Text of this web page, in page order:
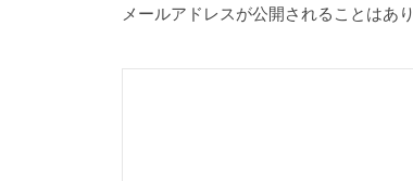
ョメールアドレスが公開されることはあり